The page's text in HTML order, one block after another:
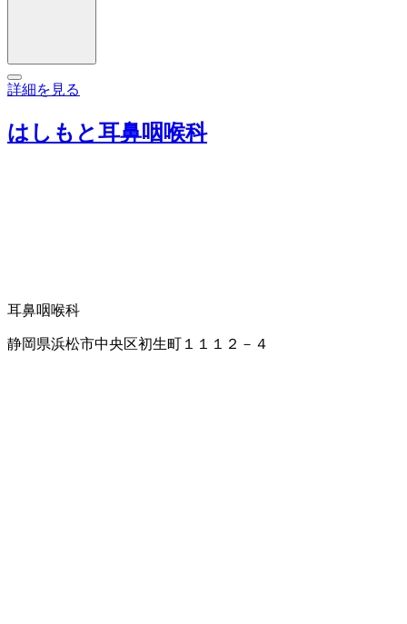
詳細を見る
はしもと耳鼻咽喉科
耳鼻咽喉科
静岡県浜松市中央区初生町１１１２－４